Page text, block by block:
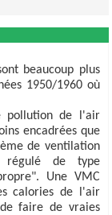
beaucoup plus
1950/1960 où
pollution de l'air
encadrées que
de ventilation
régulé de type
Une VMC
calories de l'air
faire de vraies